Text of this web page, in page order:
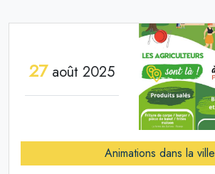
27août 2025
Animations dans la ville